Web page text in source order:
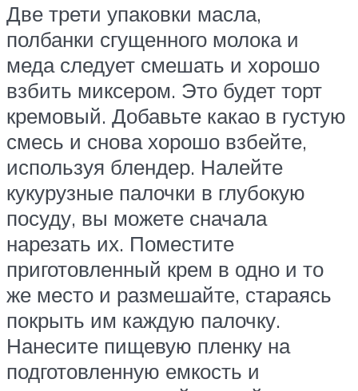
Две трети упаковки масла,
полбанки сгущенного молока и
меда следует смешать и хорошо
взбить миксером. Это будет торт
кремовый. Добавьте какао в густую
смесь и снова хорошо взбейте,
используя блендер. Налейте
кукурузные палочки в глубокую
посуду, вы можете сначала
нарезать их. Поместите
приготовленный крем в одно и то
же место и размешайте, стараясь
покрыть им каждую палочку.
Нанесите пищевую пленку на
подготовленную емкость и